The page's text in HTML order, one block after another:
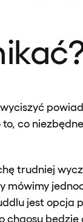
co
trudniej
mówimy
jest opcja
będzie